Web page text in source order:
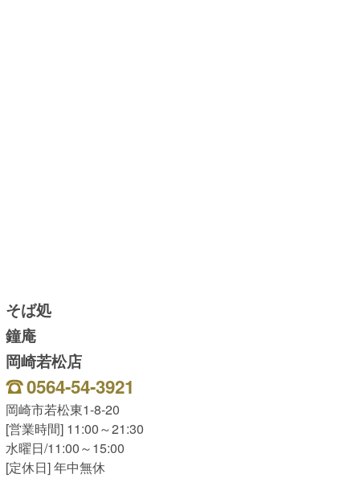
そば処
鐘庵
岡崎若松店
0564-54-3921
岡崎市若松東1-8-20
[営業時間] 11:00～21:30
水曜日/11:00～15:00
[定休日] 年中無休